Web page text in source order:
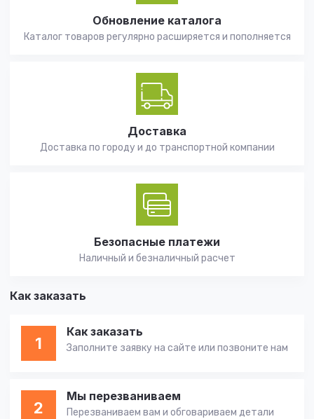
Обновление каталога
Каталог товаров регулярно расширяется и пополняется
Доставка
Доставка по городу и до транспортной компании
Безопасные платежи
Наличный и безналичный расчет
Как заказать
1
Как заказать
Заполните заявку на сайте или позвоните нам
2
Мы перезваниваем
Перезваниваем вам и обговариваем детали